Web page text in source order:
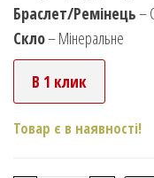
Браслет/Ремінець–
Скло– Мінеральне
В 1 клик
Товар є в наявності!